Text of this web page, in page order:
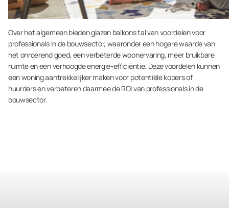
Over het algemeen bieden glazen balkons tal van voordelen voor
professionals in de bouwsector, waaronder een hogere waarde van
het onroerend goed, een verbeterde woonervaring, meer bruikbare
ruimte en een verhoogde energie-efficiëntie. Deze voordelen kunnen
een woning aantrekkelijker maken voor potentiële kopers of
huurders en verbeteren daarmee de ROI van professionals in de
bouwsector.